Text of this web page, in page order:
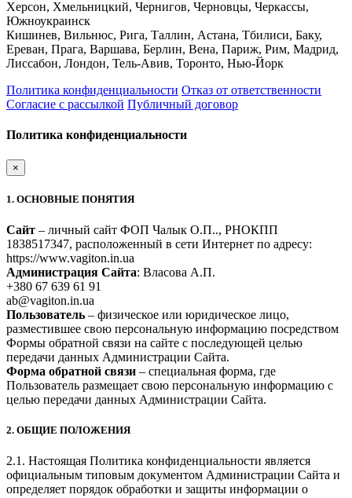
Херсон, Хмельницкий, Чернигов, Черновцы, Черкассы,
Южноукраинск
Кишинев, Вильнюс, Рига, Таллин, Астана, Тбилиси, Баку,
Ереван, Прага, Варшава, Берлин, Вена, Париж, Рим, Мадрид,
Лиссабон, Лондон, Тель-Авив, Торонто, Нью-Йорк
Политика конфиденциальности Отказ от ответственности
Согласие с рассылкой Публичный договор
Политика конфиденциальности
×
1. ОСНОВНЫЕ ПОНЯТИЯ
Сайт – личный сайт ФОП Чалык О.П.., РНОКПП
1838517347, расположенный в сети Интернет по адресу:
https://www.vagiton.in.ua
Администрация Сайта: Власова А.П.
+380 67 639 61 91
ab@vagiton.in.ua
Пользователь – физическое или юридическое лицо,
разместившее свою персональную информацию посредством
Формы обратной связи на сайте с последующей целью
передачи данных Администрации Сайта.
Форма обратной связи – специальная форма, где
Пользователь размещает свою персональную информацию с
целью передачи данных Администрации Сайта.
2. ОБЩИЕ ПОЛОЖЕНИЯ
2.1. Настоящая Политика конфиденциальности является
официальным типовым документом Администрации Сайта и
определяет порядок обработки и защиты информации о